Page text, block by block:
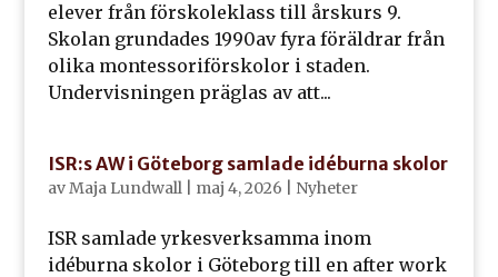
elever från förskoleklass till årskurs 9.
Skolan grundades 1990av fyra föräldrar från
olika montessoriförskolor i staden.
Undervisningen präglas av att...
ISR:s AW i Göteborg samlade idéburna skolor
avMaja Lundwall| maj 4, 2026 Nyheter
ISR samlade yrkesverksamma inom
idéburna skolor i Göteborg till en after work